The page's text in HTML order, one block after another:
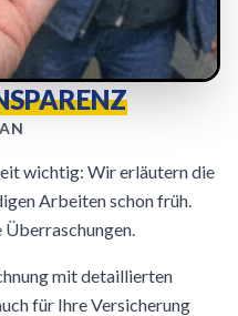
wichtig: Wir erläutern die
Arbeiten schon früh.
mit detaillierten
für Ihre Versicherung